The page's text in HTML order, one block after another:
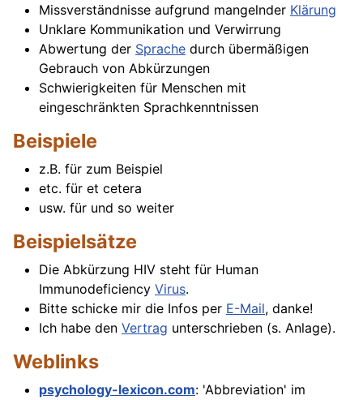
Missverständnisse aufgrund mangelnder Klärung
Unklare Kommunikation und Verwirrung
Abwertung der Sprache durch übermäßigen
Gebrauch von Abkürzungen
Schwierigkeiten für Menschen mit
eingeschränkten Sprachkenntnissen
Beispiele
z.B. für zum Beispiel
etc. für et cetera
usw. für und so weiter
Beispielsätze
Die Abkürzung HIV steht für Human
Immunodeficiency Virus.
Bitte schicke mir die Infos per E-Mail, danke!
Ich habe den Vertrag unterschrieben (s. Anlage).
Weblinks
psychology-lexicon.com: 'Abbreviation' im